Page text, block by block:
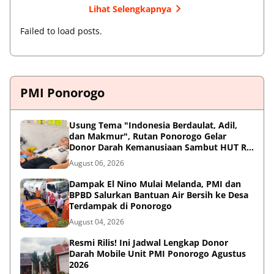
Lihat Selengkapnya
Failed to load posts.
PMI Ponorogo
Usung Tema "Indonesia Berdaulat, Adil,
dan Makmur", Rutan Ponorogo Gelar
Donor Darah Kemanusiaan Sambut HUT RI
ke-81
August 06, 2026
Dampak El Nino Mulai Melanda, PMI dan
BPBD Salurkan Bantuan Air Bersih ke Desa
Terdampak di Ponorogo
August 04, 2026
Resmi Rilis! Ini Jadwal Lengkap Donor
Darah Mobile Unit PMI Ponorogo Agustus
2026